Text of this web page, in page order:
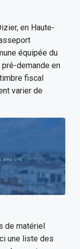
en Haute-
équipée du
demande en
fiscal
varier de
de matériel
une liste des